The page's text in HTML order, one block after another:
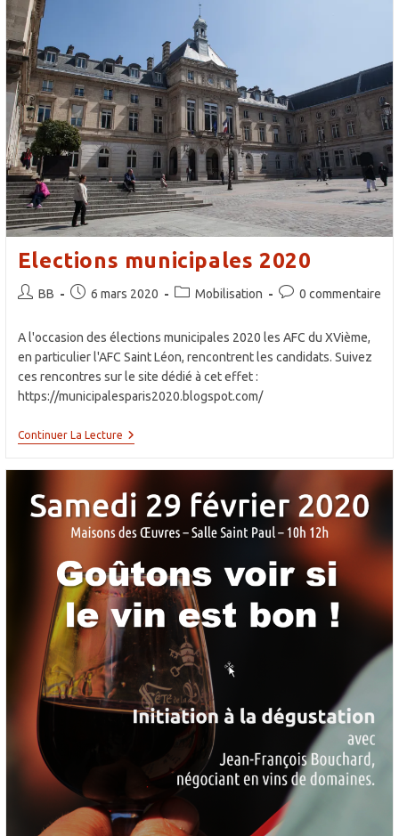
8
Juin
2020
Elections municipales 2020
Auteur/autrice
publication :
BB
Publication
6 mars 2020
PostMobilisation
Commentaires
publication :
0 commentaire
A l'occasion des élections municipales 2020 les AFC du XVième,
en particulier l'AFC Saint Léon, rencontrent les candidats. Suivez
ces rencontres sur le site dédié à cet effet :
https://municipalesparis2020.blogspot.com/
Continuer La LectureElections